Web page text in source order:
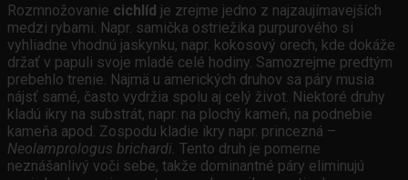
Rozmnožovanie cichlíd je zrejme jedno z najzaujímavejších
medzi rybami. Napr. samička ostriežika purpurového si
vyhliadne vhodnú jaskynku, napr. kokosový orech, kde dokáže
držať v papuli svoje mladé celé hodiny. Samozrejme predtým
prebehlo trenie. Najmä u amerických druhov sa páry musia
nájsť samé, často vydržia spolu aj celý život. Niektoré druhy
kladú ikry na substrát, napr. na plochý kameň, na podnebie
kameňa apod. Zospodu kladie ikry napr. princezná –
Neolamprologus brichardi. Tento druh je pomerne
neznášanlivý voči sebe, takže dominantné páry eliminujú